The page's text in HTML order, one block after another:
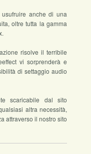
anche di una
oltre tutta la gamma
risolve il terribile
vi sorprenderà e
di settaggio audio
scaricabile dal sito
altra necessità,
attraverso il nostro sito